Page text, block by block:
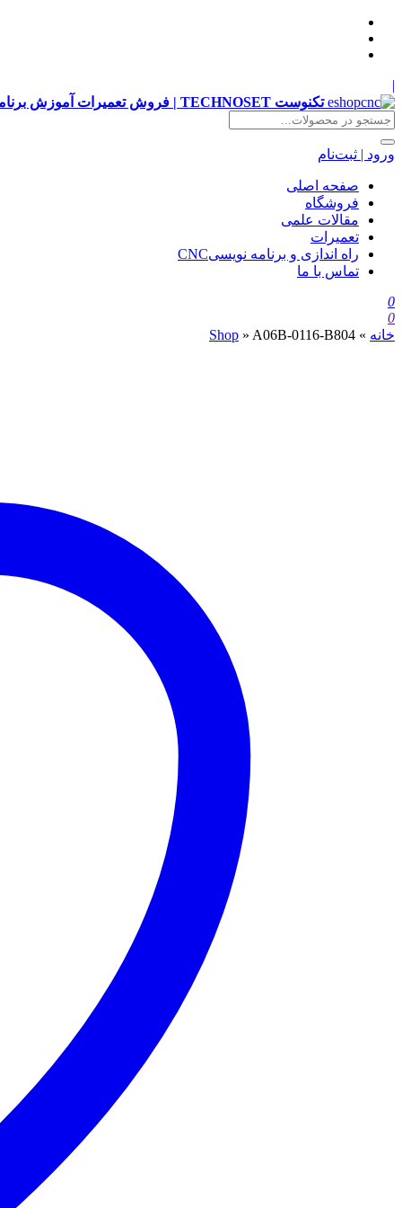
|
تکنوست TECHNOSET | فروش تعمیرات آموزش برنامه نویسی cnc زیمنس فانوک هایدن siemens ,fanuc, heidenhain ,hust, gsk
ورود | ثبت‌نام
صفحه اصلی
فروشگاه
مقالات علمی
تعمیرات
راه اندازی و برنامه نویسیCNC
تماس با ما
0
0
خانه »
Shop » A06B-0116-B804